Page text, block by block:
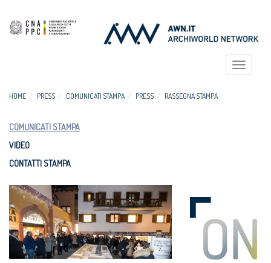
Toggle
HOME PRESS COMUNICATI STAMPA PRESS RASSEGNA STAMPA
COMUNICATI STAMPA
VIDEO
CONTATTI STAMPA